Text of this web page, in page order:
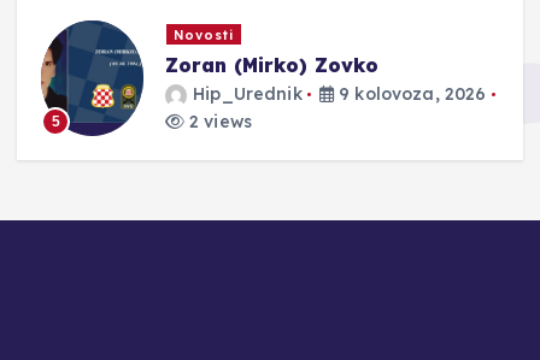
5
Novosti
Zoran (Mirko) Zovko
Hip_Urednik
9 kolovoza, 2026
2 views